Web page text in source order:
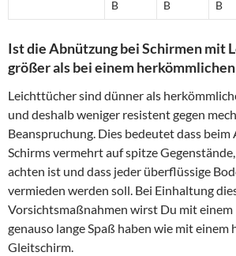
B
B
B
Ist die Abnützung bei Schirmen mit
größer als bei einem
Leichttücher sind dünner als
und deshalb weniger resistent gegen
Beanspruchung. Dies bedeutet dass beim
Schirms vermehrt auf spitze
achten ist und dass jeder überflüssige
vermieden werden soll. Bei Einhaltung
Vorsichtsmaßnahmen wirst Du mit
genauso lange Spaß haben wie mit einem
Gleitschirm.